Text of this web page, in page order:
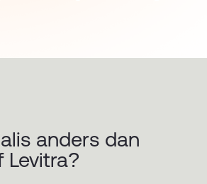
anders dan
Levitra?